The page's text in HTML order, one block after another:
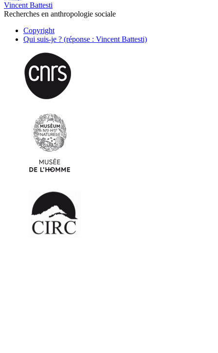
Vincent Battesti
Recherches en anthropologie sociale
Copyright
Qui suis-je ? (réponse : Vincent Battesti)